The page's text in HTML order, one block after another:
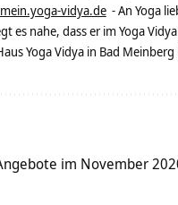
mein.yoga-vidya.de - An Yoga
es nahe, dass er im Yoga
Yoga Vidya in Bad
im November